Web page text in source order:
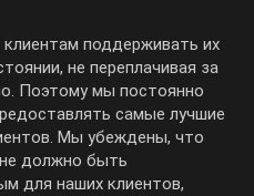
поддерживать их
не переплачивая за
Поэтому мы постоянно
самые лучшие
Мы убеждены, что
должно быть
для наших клиентов,